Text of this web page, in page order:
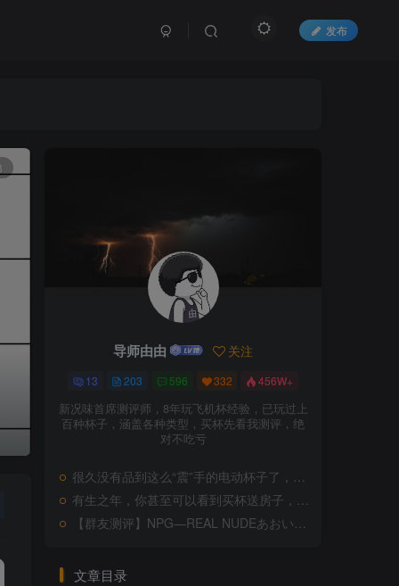
发布
四、咸鱼
五、抖音商城
七、延伸导师由由 关注
13 203 596 332 456W+
新况味首席测评师，8年玩飞机杯经验，已玩过上
百种杯子，涵盖各种类型，买杯先看我测评，绝
对不吃亏
很久没有品到这么“震”手的电动杯子了，掉渣不说，通道还极其不均匀。。。造梦物语——禁忌魅魔欲罗测评
有生之年，你甚至可以看到买杯送房子，包装非常花哨，本体体验也不算太差，kaguyano—洛蒂测评
【群友测评】NPG—REAL NUDEあおい测评，事实证明不要去选停产的上古时代飞机杯
文章目录